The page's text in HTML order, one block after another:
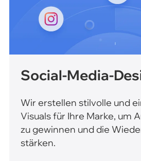
Social-Media-
Wir erstellen stilvolle und
Visuals für Ihre Marke, um
zu gewinnen und die
stärken.